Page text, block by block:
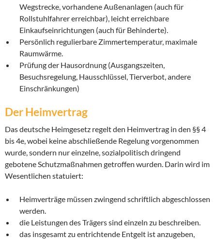
Wegstrecke, vorhandene Außenanlagen (auch für
Rollstuhlfahrer erreichbar), leicht erreichbare
Einkaufseinrichtungen (auch für Behinderte).
Persönlich regulierbare Zimmertemperatur, maximale
Raumwärme.
Prüfung der Hausordnung (Ausgangszeiten,
Besuchsregelung, Hausschlüssel, Tierverbot, andere
Einschränkungen)
Der Heimvertrag
Das deutsche Heimgesetz regelt den Heimvertrag in den §§ 4
bis 4e, wobei keine abschließende Regelung vorgenommen
wurde, sondern nur einzelne, sozialpolitisch dringend
gebotene Schutzmaßnahmen getroffen wurden. Darin wird im
Wesentlichen statuiert:
Heimverträge müssen zwingend schriftlich abgeschlossen
werden.
die Leistungen des Trägers sind einzeln zu beschreiben.
das insgesamt zu entrichtende Entgelt ist anzugeben,